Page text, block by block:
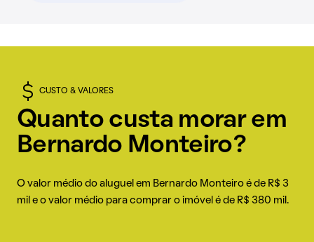
CUSTO & VALORES
Quanto custa morar em
Bernardo Monteiro?
O valor médio do aluguel em Bernardo Monteiro é de R$ 3
mil e o valor médio para comprar o imóvel é de R$ 380 mil.